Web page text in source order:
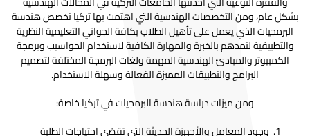
بشكل عام، ومن التخصصات الهندسية التي اهتمت بها تركيا تخصص هندسة
البرمجيات الذي يعمل على تأهيل الطلاب بكافة الجواني التعليمية النظرية
والتطبيقية لتمدهم بالخبرة والمهارة الكافية لاستخدام الحواسيب وبرمجة
الكمبيوتر والمبادئ الهندسية المهمة ولغات البرمجة المختلفة لتصميم
البرامج والتطبيقات المميزة الفعالة وسهلة الاستخدام.
ومن ميزات دراسة هندسة البرمجيات في تركيا خاصة:
وجود المعامل والأجهزة الحديثة التي تقضي احتياجات الطلبة